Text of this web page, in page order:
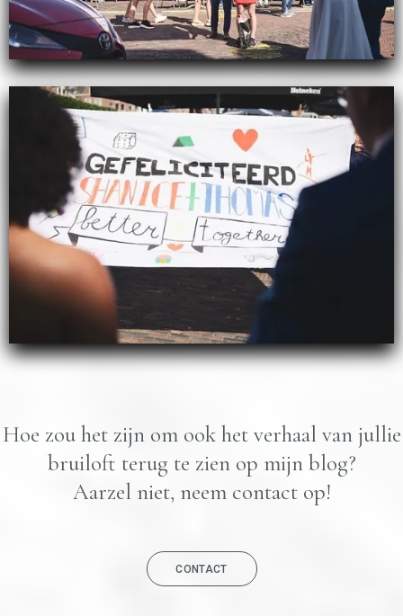
Hoe zou het zijn om ook het verhaal van jullie
bruiloft terug te zien op mijn blog?
Aarzel niet, neem contact op!
CONTACT